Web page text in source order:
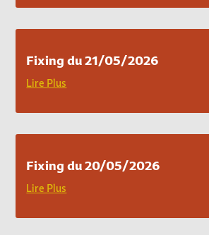
Fixing du 21/05/2026
Lire Plus
Fixing du 20/05/2026
Lire Plus